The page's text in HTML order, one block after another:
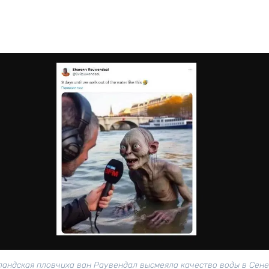
пловчиха ван Раувендал высмеяла качество воды в